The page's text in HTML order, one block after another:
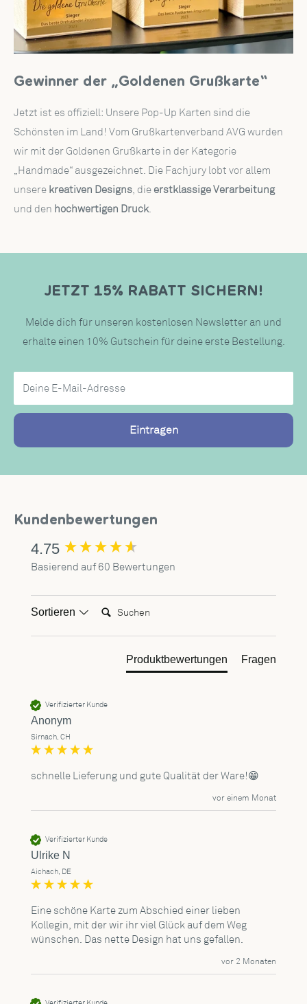
Gewinner der „Goldenen Grußkarte“
Jetzt ist es offiziell: Unsere Pop-Up Karten sind die
Schönsten im Land! Vom Grußkartenverband AVG wurden
wir mit der Goldenen Grußkarte in der Kategorie
„Handmade“ ausgezeichnet. Die Fachjury lobt vor allem
unsere kreativen Designs, die erstklassige Verarbeitung
und den hochwertigen Druck.
JETZT 15% RABATT SICHERN!
Melde dich für unseren kostenlosen Newsletter an und
erhalte einen 10% Gutschein für deine erste Bestellung.
Deine E-Mail-Adresse
Eintragen
Kundenbewertungen
4.75
Basierend auf 60 Bewertungen
Sortieren Suchen:
Produktbewertungen Fragen
Verifizierter Kunde
Anonym
Sirnach, CH
schnelle Lieferung und gute Qualität der Ware!😁
vor einem Monat
Verifizierter Kunde
Ulrike N
Aichach, DE
Eine schöne Karte zum Abschied einer lieben
Kollegin, mit der wir ihr viel Glück auf dem Weg
wünschen. Das nette Design hat uns gefallen.
vor 2 Monaten
New content loaded